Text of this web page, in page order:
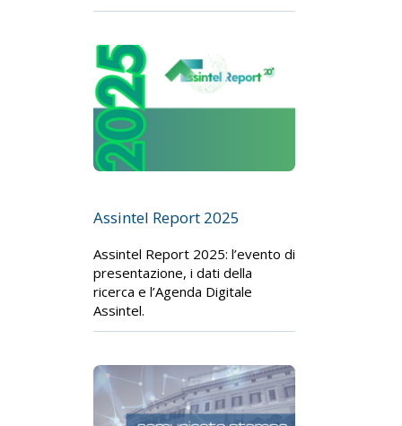
Assintel Report 2025
Assintel Report 2025: l’evento di
presentazione, i dati della
ricerca e l’Agenda Digitale
Assintel.